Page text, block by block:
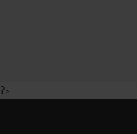
?>